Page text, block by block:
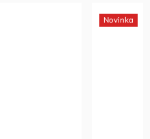
Novinka